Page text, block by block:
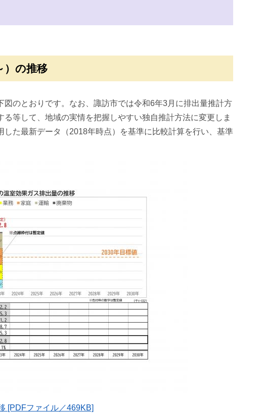
）の推移
のとおりです。なお、諏訪市では令和6年3月に排出量推計方
等して、地域の実情を把握しやすい独自推計方法に変更しま
した最新データ（2018年時点）を基準に比較計算を行い、基準
[PDFファイル／469KB]